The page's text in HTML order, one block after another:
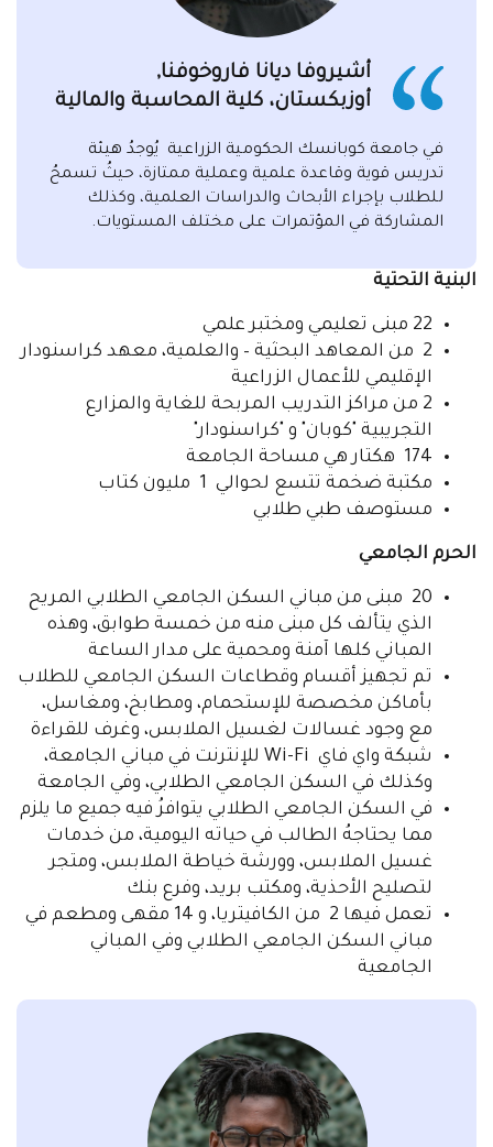
أشيروفا ديانا فاروخوفنا,
أوزبكستان، كلية المحاسبة والمالية
في جامعة كوبانسك الحكومية الزراعية يُوجدُ هيئة
تدريس قوية وقاعدة علمية وعملية ممتازة، حيثُ تسمحُ
للطلاب بإجراء الأبحاث والدراسات العلمية، وكذلك
المشاركة في المؤتمرات على مختلف المستويات.
البنية التحتية
22 مبنى تعليمي ومختبر علمي
2 من المعاهد البحثية – والعلمية، معهد كراسنودار
الإقليمي للأعمال الزراعية
2 من مراكز التدريب المربحة للغاية والمزارع
التجريبية "كوبان" و "كراسنودار"
174 هكتار هي مساحة الجامعة
مكتبة ضخمة تتسع لحوالي 1 مليون كتاب
مستوصف طبي طلابي
الحرم الجامعي
20 مبنى من مباني السكن الجامعي الطلابي المريح
الذي يتألف كل مبنى منه من خمسة طوابق، وهذه
المباني كلها آمنة ومحمية على مدار الساعة
تم تجهيز أقسام وقطاعات السكن الجامعي للطلاب
بأماكن مخصصة للإستحمام، ومطابخ، ومغاسل،
مع وجود غسالات لغسيل الملابس، وغرف للقراءة
شبكة واي فاي Wi-Fi للإنترنت في مباني الجامعة،
وكذلك في السكن الجامعي الطلابي، وفي الجامعة
في السكن الجامعي الطلابي يتوافرُ فيه جميع ما يلزم
مما يحتاجهُ الطالب في حياته اليومية، من خدمات
غسيل الملابس، وورشة خياطة الملابس، ومتجر
لتصليح الأحذية، ومكتب بريد، وفرع بنك
تعمل فيها 2 من الكافيتريا، و 14 مقهى ومطعم في
مباني السكن الجامعي الطلابي وفي المباني
الجامعية